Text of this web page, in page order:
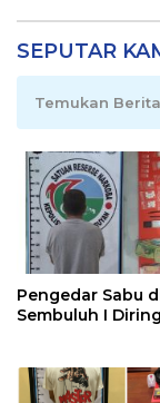
SEPUTAR
Temukan
Pengedar Sabu
Sembuluh I